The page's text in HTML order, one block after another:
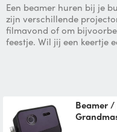
Een beamer huren bij je
zijn verschillende
filmavond of om
feestje. Wil jij een keertje
Beamer / projector full HD InFocus